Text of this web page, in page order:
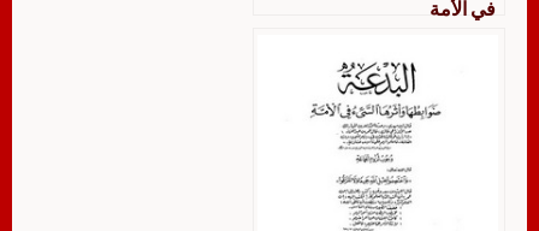
في الأمة